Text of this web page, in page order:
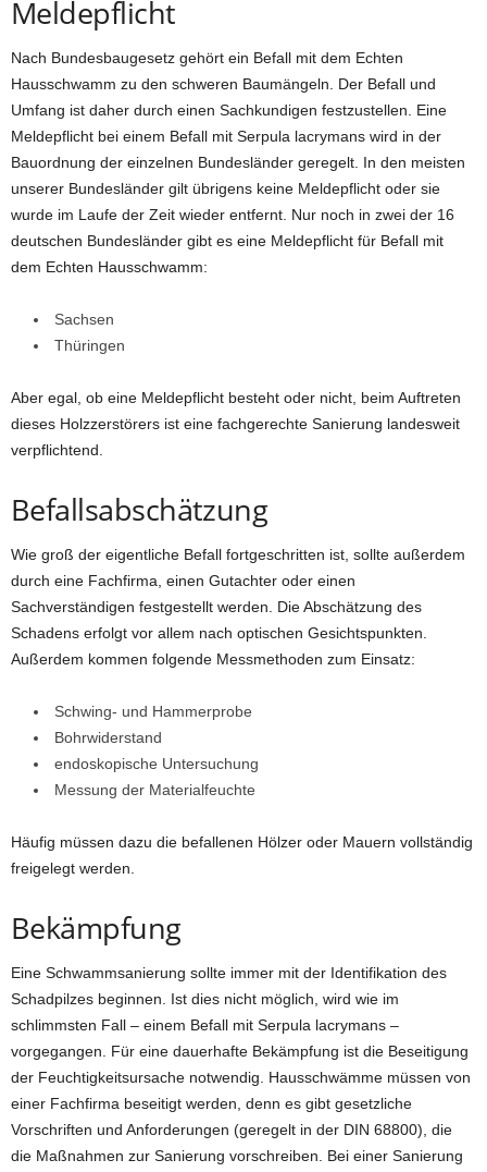
Meldepflicht
Nach Bundesbaugesetz gehört ein Befall mit dem Echten
Hausschwamm zu den schweren Baumängeln. Der Befall und
Umfang ist daher durch einen Sachkundigen festzustellen. Eine
Meldepflicht bei einem Befall mit Serpula lacrymans wird in der
Bauordnung der einzelnen Bundesländer geregelt. In den meisten
unserer Bundesländer gilt übrigens keine Meldepflicht oder sie
wurde im Laufe der Zeit wieder entfernt. Nur noch in zwei der 16
deutschen Bundesländer gibt es eine Meldepflicht für Befall mit
dem Echten Hausschwamm:
Sachsen
Thüringen
Aber egal, ob eine Meldepflicht besteht oder nicht, beim Auftreten
dieses Holzzerstörers ist eine fachgerechte Sanierung landesweit
verpflichtend.
Befallsabschätzung
Wie groß der eigentliche Befall fortgeschritten ist, sollte außerdem
durch eine Fachfirma, einen Gutachter oder einen
Sachverständigen festgestellt werden. Die Abschätzung des
Schadens erfolgt vor allem nach optischen Gesichtspunkten.
Außerdem kommen folgende Messmethoden zum Einsatz:
Schwing- und Hammerprobe
Bohrwiderstand
endoskopische Untersuchung
Messung der Materialfeuchte
Häufig müssen dazu die befallenen Hölzer oder Mauern vollständig
freigelegt werden.
Bekämpfung
Eine Schwammsanierung sollte immer mit der Identifikation des
Schadpilzes beginnen. Ist dies nicht möglich, wird wie im
schlimmsten Fall – einem Befall mit Serpula lacrymans –
vorgegangen. Für eine dauerhafte Bekämpfung ist die Beseitigung
der Feuchtigkeitsursache notwendig. Hausschwämme müssen von
einer Fachfirma beseitigt werden, denn es gibt gesetzliche
Vorschriften und Anforderungen (geregelt in der DIN 68800), die
die Maßnahmen zur Sanierung vorschreiben. Bei einer Sanierung